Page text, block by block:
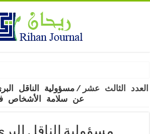
العدد الثالث عشر / مسؤولية الناقل
عن سلامة الأشخاص